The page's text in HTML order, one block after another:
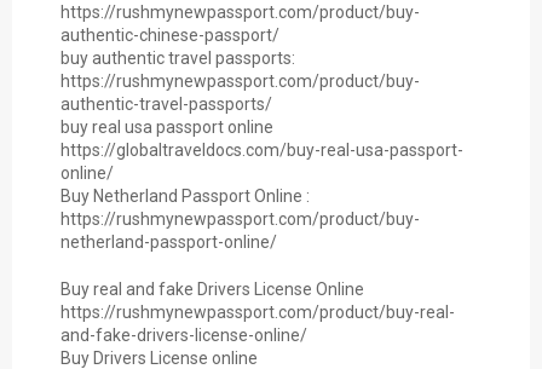
https://rushmynewpassport.com/product/buy-
authentic-chinese-passport/
buy authentic travel passports:
https://rushmynewpassport.com/product/buy-
authentic-travel-passports/
buy real usa passport online
https://globaltraveldocs.com/buy-real-usa-passport-
online/
Buy Netherland Passport Online :
https://rushmynewpassport.com/product/buy-
netherland-passport-online/
Buy real and fake Drivers License Online
https://rushmynewpassport.com/product/buy-real-
and-fake-drivers-license-online/
Buy Drivers License online